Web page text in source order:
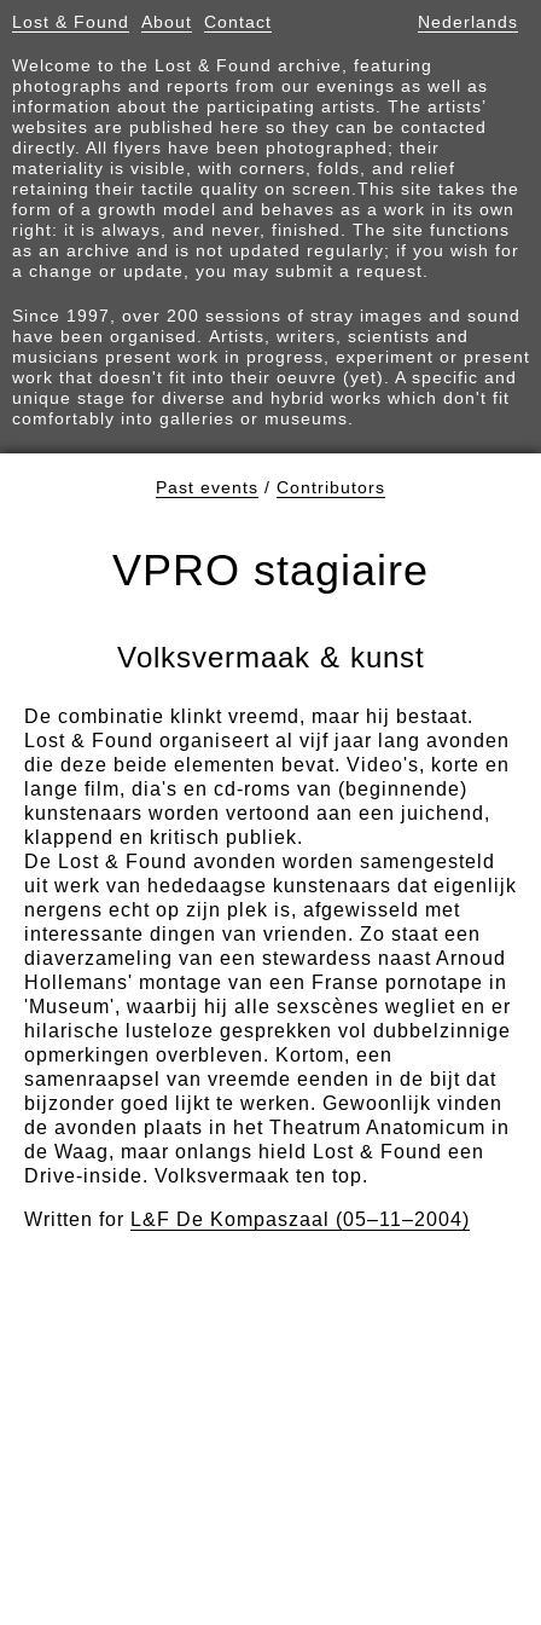
Lost & Found About Contact Nederlands
Welcome to the Lost & Found archive, featuring
photographs and reports from our evenings as well as
information about the participating artists. The artists’
websites are published here so they can be contacted
directly. All flyers have been photographed; their
materiality is visible, with corners, folds, and relief
retaining their tactile quality on screen.This site takes the
form of a growth model and behaves as a work in its own
right: it is always, and never, finished. The site functions
as an archive and is not updated regularly; if you wish for
a change or update, you may submit a request.
Since 1997, over 200 sessions of stray images and sound
have been organised. Artists, writers, scientists and
musicians present work in progress, experiment or present
work that doesn't fit into their oeuvre (yet). A specific and
unique stage for diverse and hybrid works which don't fit
comfortably into galleries or museums.
Past events / Contributors
VPRO stagiaire
Volksvermaak & kunst
De combinatie klinkt vreemd, maar hij bestaat.
Lost & Found organiseert al vijf jaar lang avonden
die deze beide elementen bevat. Video's, korte en
lange film, dia's en cd-roms van (beginnende)
kunstenaars worden vertoond aan een juichend,
klappend en kritisch publiek.
De Lost & Found avonden worden samengesteld
uit werk van hededaagse kunstenaars dat eigenlijk
nergens echt op zijn plek is, afgewisseld met
interessante dingen van vrienden. Zo staat een
diaverzameling van een stewardess naast Arnoud
Hollemans' montage van een Franse pornotape in
'Museum', waarbij hij alle sexscènes wegliet en er
hilarische lusteloze gesprekken vol dubbelzinnige
opmerkingen overbleven. Kortom, een
samenraapsel van vreemde eenden in de bijt dat
bijzonder goed lijkt te werken. Gewoonlijk vinden
de avonden plaats in het Theatrum Anatomicum in
de Waag, maar onlangs hield Lost & Found een
Drive-inside. Volksvermaak ten top.
Written for L&F De Kompaszaal (05–11–2004)